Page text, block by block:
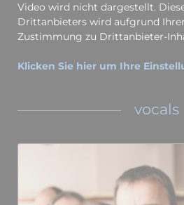
Video wird nicht dargestellt.
Drittanbieters wird aufgrund
Zustimmung zu Drittanbieter-
Klicken Sie hier um Ihre
vocals